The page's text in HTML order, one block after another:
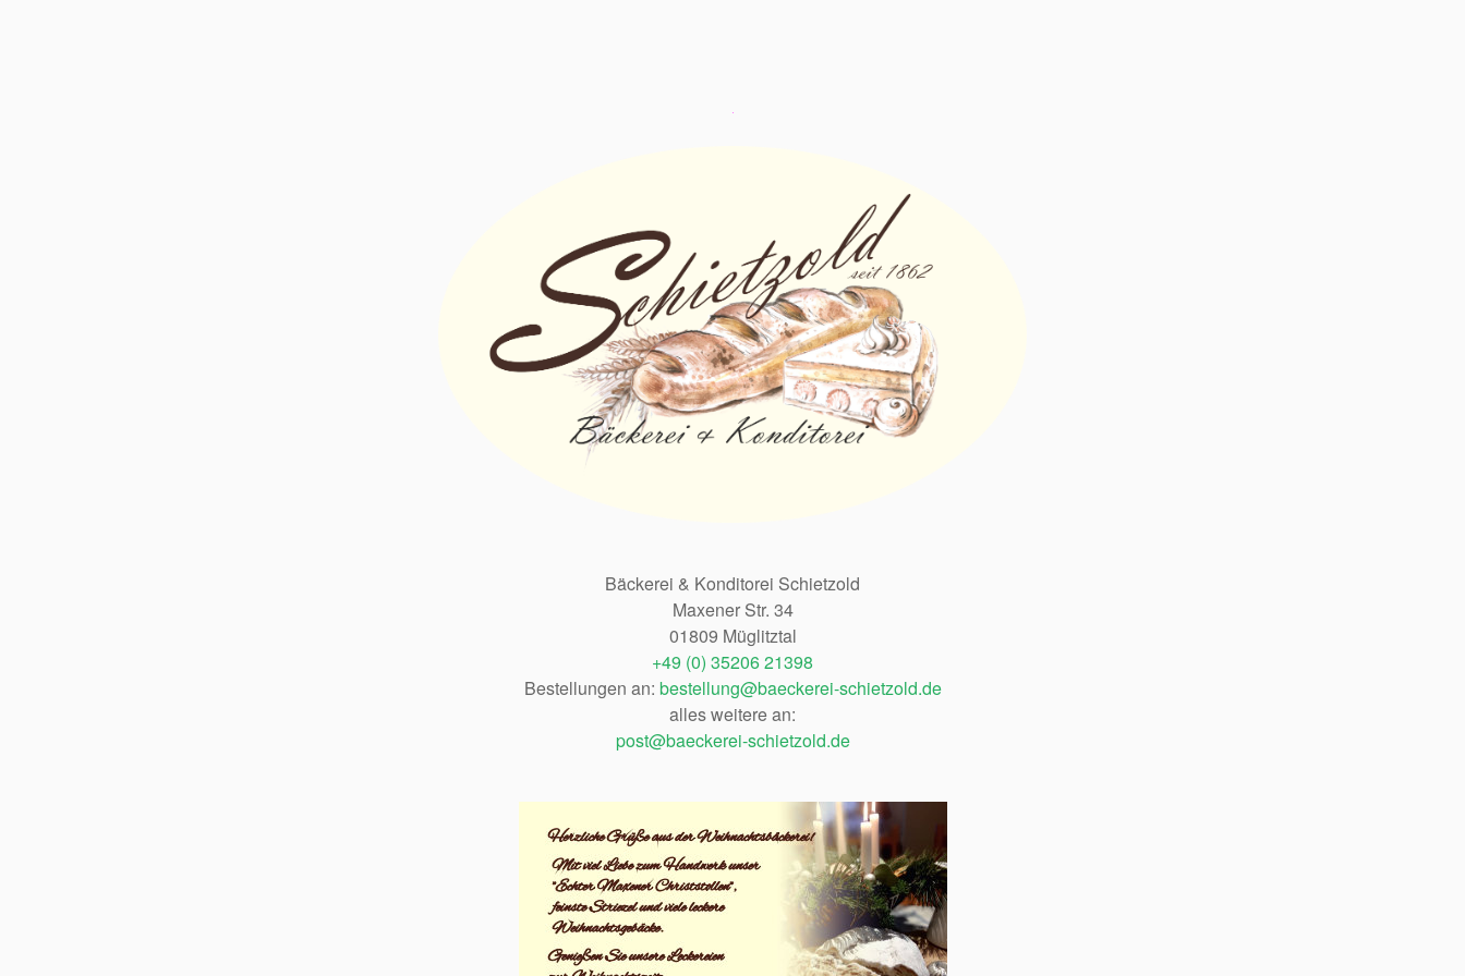
Bäckerei & Konditorei Schietzold
Maxener Str. 34
01809 Müglitztal
+49 (0) 35206 21398
Bestellungen an: bestellung@baeckerei-schietzold.de
alles weitere an:
post@baeckerei-schietzold.de